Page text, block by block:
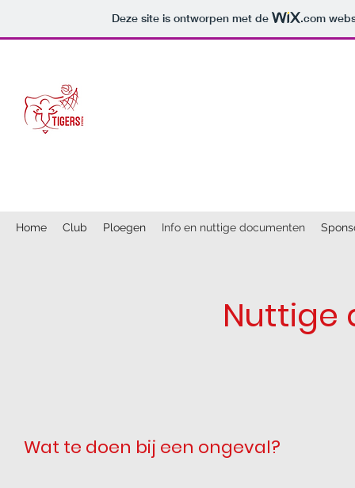
Deze site is ontworpen met de .com
Home Club Ploegen Info en nuttige documenten
Nuttige
Wat te doen bij een ongeval?